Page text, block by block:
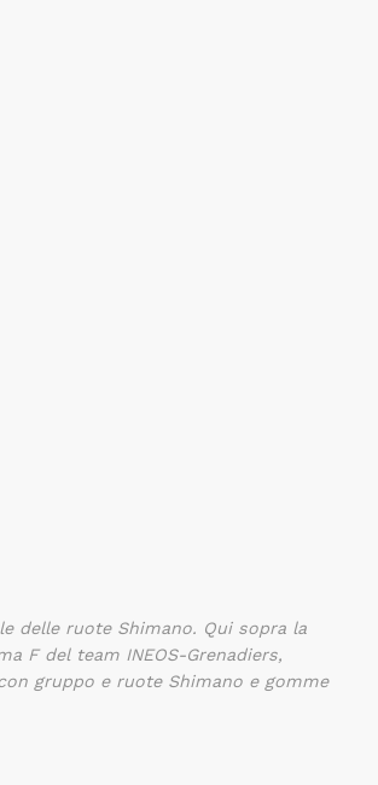
delle ruote Shimano. Qui sopra la
F del team INEOS-Grenadiers,
gruppo e ruote Shimano e gomme